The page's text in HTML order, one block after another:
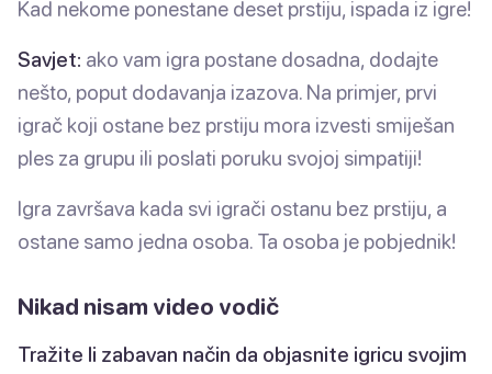
Kad nekome ponestane deset prstiju, ispada iz igre!
Savjet: ako vam igra postane dosadna, dodajte
nešto, poput dodavanja izazova. Na primjer, prvi
igrač koji ostane bez prstiju mora izvesti smiješan
ples za grupu ili poslati poruku svojoj simpatiji!
Igra završava kada svi igrači ostanu bez prstiju, a
ostane samo jedna osoba. Ta osoba je pobjednik!
Nikad nisam video vodič
Tražite li zabavan način da objasnite igricu svojim